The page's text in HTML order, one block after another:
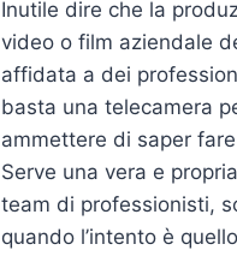
Inutile dire che la
video o film aziendale
affidata a dei
basta una telecamera
ammettere di saper
Serve una vera e
team di professionisti,
quando l’intento è